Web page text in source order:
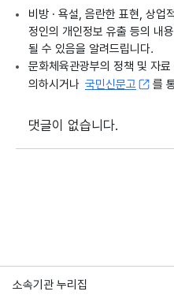
비방 · 욕설, 음란한 표현, 상업
정인의 개인정보 유출 등의 내
될 수 있음을 알려드립니다.
문화체육관광부의 정책 및 자
의하시거나 국민신문고 를
댓글이 없습니다.
소속기관 누리집